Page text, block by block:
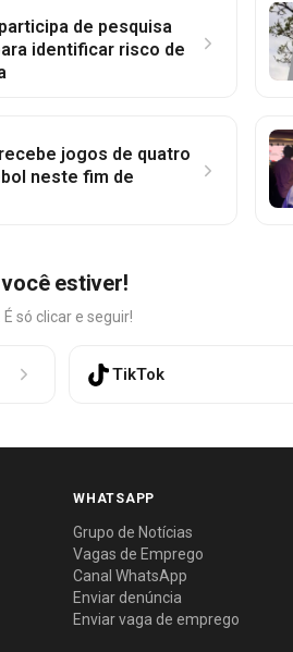
de pesquisa
identificar risco de
jogos de quatro
neste fim de
estiver!
só clicar e seguir!
TikTok
WHATSAPP
Grupo de Notícias
Vagas de Emprego
Canal WhatsApp
Enviar denúncia
Enviar vaga de emprego